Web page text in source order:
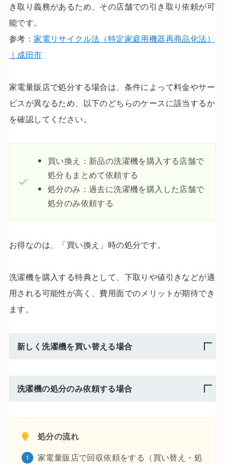
き取り義務があるため、その店舗での引き取り依頼が可
能です。
参考：家電リサイクル法（特定家庭用機器再商品化法）
｜成田市
家電量販店で処分する場合は、条件によって料金やサー
ビスが異なるため、以下のどちらのケースに該当するか
を確認してください。
買い換え：新品の洗濯機を購入する店舗で
処分もまとめて依頼する
処分のみ：過去に洗濯機を購入した店舗で
処分のみ依頼する
お得なのは、「買い換え」時の処分です。
洗濯機を購入する特典として、下取りや値引きなどが適
用される可能性が高く、費用面でのメリットが期待でき
ます。
新しく洗濯機を買い替える場合
洗濯機の処分のみ依頼する場合
処分の流れ
家電量販店で回収依頼をする（買い替え・処